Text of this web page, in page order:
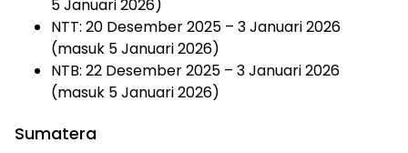
5 Januari 2026)
NTT: 20 Desember 2025 – 3 Januari 2026
(masuk 5 Januari 2026)
NTB: 22 Desember 2025 – 3 Januari 2026
(masuk 5 Januari 2026)
Sumatera